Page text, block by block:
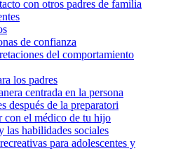
con otros padres de familia
de confianza
del comportamiento
los padres
centrada en la persona
después de la preparatori
con el médico de tu hijo
las habilidades sociales
para adolescentes y